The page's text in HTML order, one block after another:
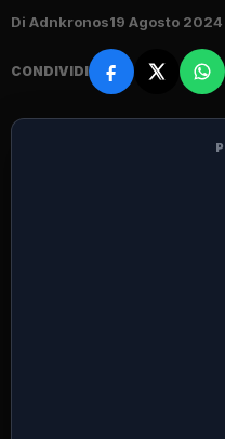
Di Adnkronos19 Agosto 2024
CONDIVIDI